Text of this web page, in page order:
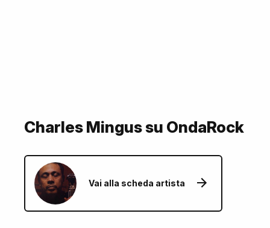
Charles Mingus su OndaRock
Vai alla scheda artista